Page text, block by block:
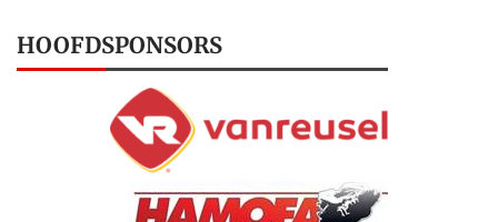
HOOFDSPONSORS